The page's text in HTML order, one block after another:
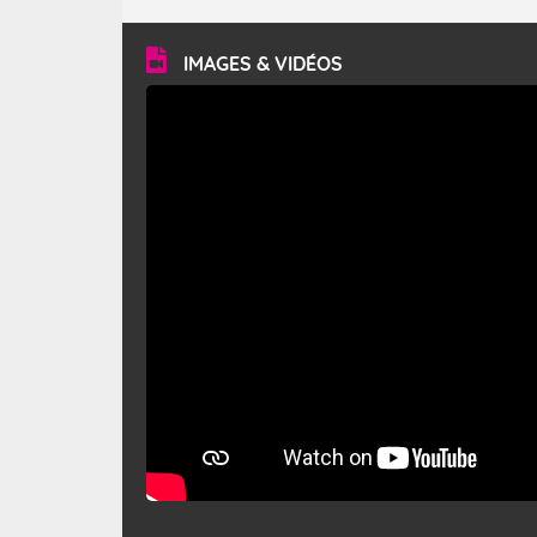
vitesse moyenne de 50 km/h et atteindre 80 à 100 km/h
en rafales, parfois davantage. Il parcourt la basse vallée
du Rhône et la Provence et envahit le littoral
méditerranéen à partir de la Camargue.
IMAGES & VIDÉOS